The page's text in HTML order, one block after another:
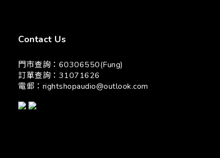
Contact Us
門市查詢：60306550(Fung)
訂單查詢：31071626
電郵： rightshopaudio@outlook.com